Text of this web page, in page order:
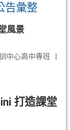
告彙整
風景
中心高中專班 |
打造課堂